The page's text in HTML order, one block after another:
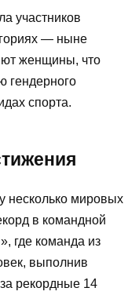
участников
— ныне
женщины, что
гендерного
спорта.
несколько мировых
в командной
где команда из
выполнив
рекордные 14